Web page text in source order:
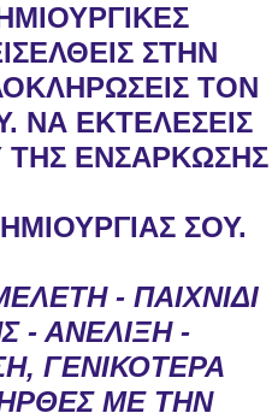
ΣΤΗΝ
ΤΟΝ
ΝΑ ΕΚΤΕΛΕΣΕΙΣ
ΤΗΣ ΕΝΣΑΡΚΩΣΗΣ
ΣΟΥ.
- ΠΑΙΧΝΙΔΙ
- ΑΝΕΛΙΞΗ -
ΓΕΝΙΚΟΤΕΡΑ
ΜΕ ΤΗΝ